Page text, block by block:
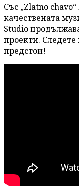
Със „Zlatno
качествената
Studio
проекти.
предстои!